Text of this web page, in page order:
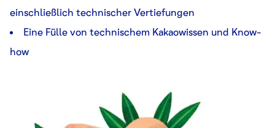
einschließlich technischer Vertiefungen
Eine Fülle von technischem Kakaowissen und Know-
how